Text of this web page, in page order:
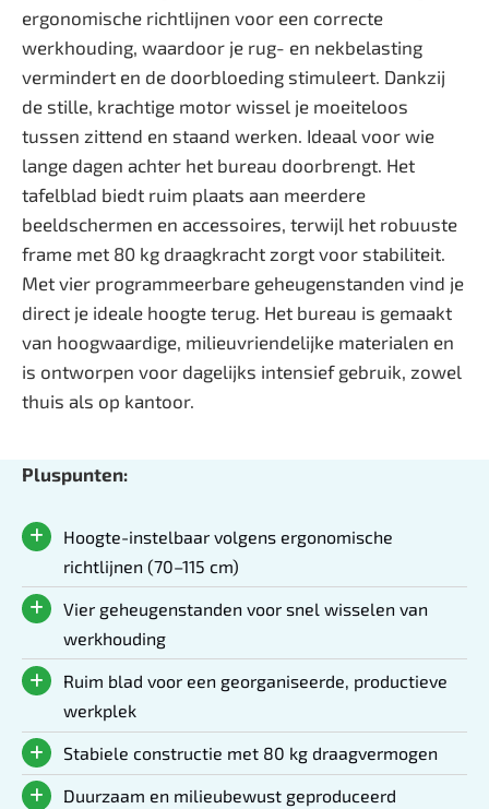
ergonomische richtlijnen voor een correcte
werkhouding, waardoor je rug- en nekbelasting
vermindert en de doorbloeding stimuleert. Dankzij
de stille, krachtige motor wissel je moeiteloos
tussen zittend en staand werken. Ideaal voor wie
lange dagen achter het bureau doorbrengt. Het
tafelblad biedt ruim plaats aan meerdere
beeldschermen en accessoires, terwijl het robuuste
frame met 80 kg draagkracht zorgt voor stabiliteit.
Met vier programmeerbare geheugenstanden vind je
direct je ideale hoogte terug. Het bureau is gemaakt
van hoogwaardige, milieuvriendelijke materialen en
is ontworpen voor dagelijks intensief gebruik, zowel
thuis als op kantoor.
Pluspunten:
Hoogte-instelbaar volgens ergonomische
richtlijnen (70–115 cm)
Vier geheugenstanden voor snel wisselen van
werkhouding
Ruim blad voor een georganiseerde, productieve
werkplek
Stabiele constructie met 80 kg draagvermogen
Duurzaam en milieubewust geproduceerd